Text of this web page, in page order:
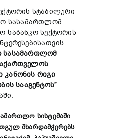
სტაბილური
სასამართლომ
საბანკო სექტორის
სასამართლომ
კანონის რიგი
სააგენტოს”
სისტემაში
მხარდამჭერებს